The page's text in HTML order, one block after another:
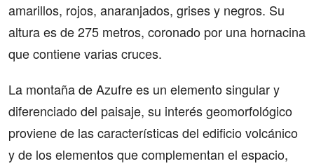
amarillos, rojos, anaranjados, grises y negros. Su
altura es de 275 metros, coronado por una hornacina
que contiene varias cruces.
La montaña de Azufre es un elemento singular y
diferenciado del paisaje, su interés geomorfológico
proviene de las características del edificio volcánico
y de los elementos que complementan el espacio,